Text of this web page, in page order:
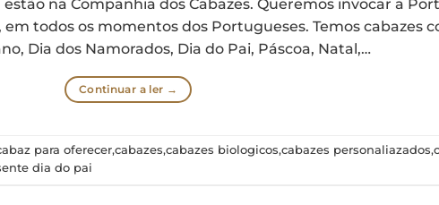
na Companhia dos Cabazes. Queremos invocar a
todos os momentos dos Portugueses. Temos cabazes
Dia dos Namorados, Dia do Pai, Páscoa, Natal,…
Continuar a ler →
para oferecer,cabazes,cabazes biologicos,cabazes personaliazados,
dia do pai